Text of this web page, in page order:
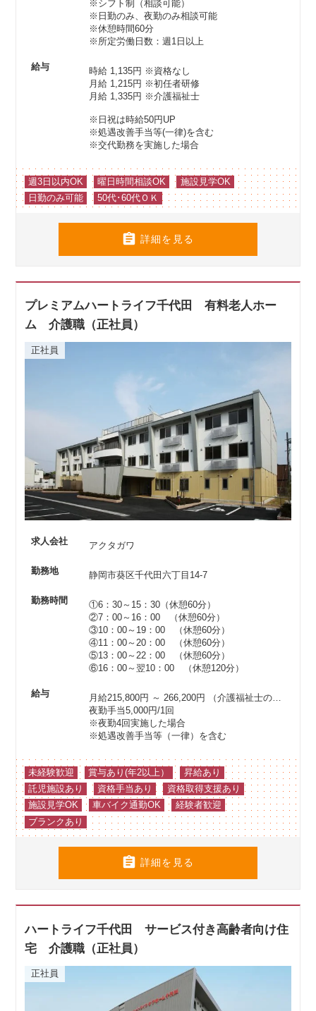
※シフト制（相談可能）
※日勤のみ、夜勤のみ相談可能
※休憩時間60分
※所定労働日数：週1日以上
給与 時給 1,135円 ※資格なし
月給 1,215円 ※初任者研修
月給 1,335円 ※介護福祉士
※日祝は時給50円UP
※処遇改善手当等(一律)を含む
※交代勤務を実施した場合
週3日以内OK 曜日時間相談OK
施設見学OK
日勤のみ可能
50代･60代ＯＫ
 詳細を見る
プレミアムハートライフ千代田 有料老人ホー
ム 介護職（正社員）
正社員
求人会社 アクタガワ
勤務地 静岡市葵区千代田六丁目14-7
勤務時間
①6：30～15：30（休憩60分）
②7：00～16：00 （休憩60分）
③10：00～19：00 （休憩60分）
④11：00～20：00 （休憩60分）
⑤13：00～22：00 （休憩60分）
⑥16：00～翌10：00 （休憩120分）
給与 月給215,800円 ～ 266,200円
（介護福祉士の場合は月給214,800円以上）
夜勤手当5,000円/1回
※夜勤4回実施した場合
※処遇改善手当等（一律）を含む
未経験歓迎 賞与あり(年2以上）
昇給あり
託児施設あり
資格手当あり
資格取得支援あり
施設見学OK
車バイク通勤OK
経験者歓迎
ブランクあり
 詳細を見る
ハートライフ千代田 サービス付き高齢者向け住
宅 介護職（正社員）
正社員